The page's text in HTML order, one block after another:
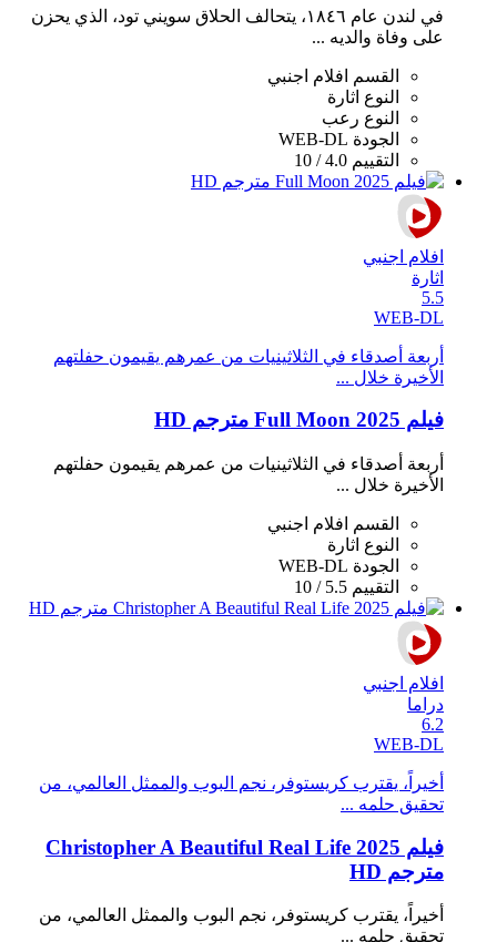
في لندن عام ١٨٤٦، يتحالف الحلاق سويني تود، الذي يحزن
على وفاة والديه ...
القسم
افلام اجنبي
النوع اثارة
النوع رعب
الجودة WEB-DL
التقييم 4.0 / 10
افلام اجنبي
اثارة
5.5
WEB-DL
أربعة أصدقاء في الثلاثينيات من عمرهم يقيمون حفلتهم
الأخيرة خلال ...
فيلم Full Moon 2025 مترجم HD
أربعة أصدقاء في الثلاثينيات من عمرهم يقيمون حفلتهم
الأخيرة خلال ...
القسم
افلام اجنبي
النوع اثارة
الجودة WEB-DL
التقييم 5.5 / 10
افلام اجنبي
دراما
6.2
WEB-DL
أخيراً، يقترب كريستوفر، نجم البوب ​​والممثل العالمي، من
تحقيق حلمه ...
فيلم Christopher A Beautiful Real Life 2025
مترجم HD
أخيراً، يقترب كريستوفر، نجم البوب ​​والممثل العالمي، من
تحقيق حلمه ...